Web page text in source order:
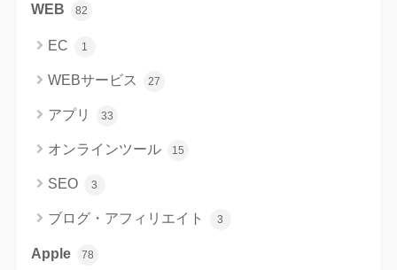
WEB 82
EC 1
WEBサービス 27
アプリ 33
オンラインツール 15
SEO 3
ブログ・アフィリエイト 3
Apple 78